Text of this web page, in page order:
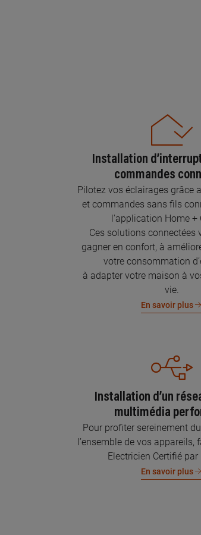
Installation
commandes
Pilotez vos éclairages grâce
et commandes sans fils
l'application Home +
Ces solutions connectées
gagner en confort, à
votre consommation
à adapter votre maison à
vie.
En savoir plus
Installation d’un
multimédia
Pour profiter sereinement
l’ensemble de vos appareils,
Electricien Certifié par
En savoir plus